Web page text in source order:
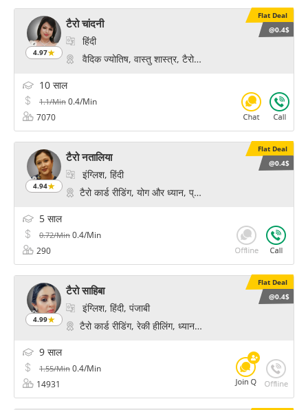
Flat Deal
@0.4$
4.97
टैरो चांदनी
हिंदी
वैदिक ज्योतिष, वास्तु शास्त्र, टैरो कार्ड रीडिंग, योग और ध्यान,
10 साल
1.1/Min 0.4/Min
7070
Flat Deal
@0.4$
4.94
टैरो नतालिया
इंग्लिश, हिंदी
टैरो कार्ड रीडिंग, योग और ध्यान, प्राणिक हीलिंग,
5 साल
0.72/Min 0.4/Min
290
Flat Deal
@0.4$
4.99
टैरो साहिबा
इंग्लिश, हिंदी, पंजाबी
टैरो कार्ड रीडिंग, रेकी हीलिंग, ध्यान और चेतना, फॉर्च्यून टेलर,
9 साल
1.55/Min 0.4/Min
14931